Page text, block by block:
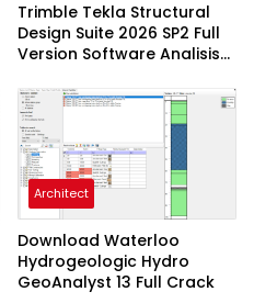
Trimble Tekla Structural
Design Suite 2026 SP2 Full
Version Software Analisis
Architect
Download Waterloo
Hydrogeologic Hydro
GeoAnalyst 13 Full Crack